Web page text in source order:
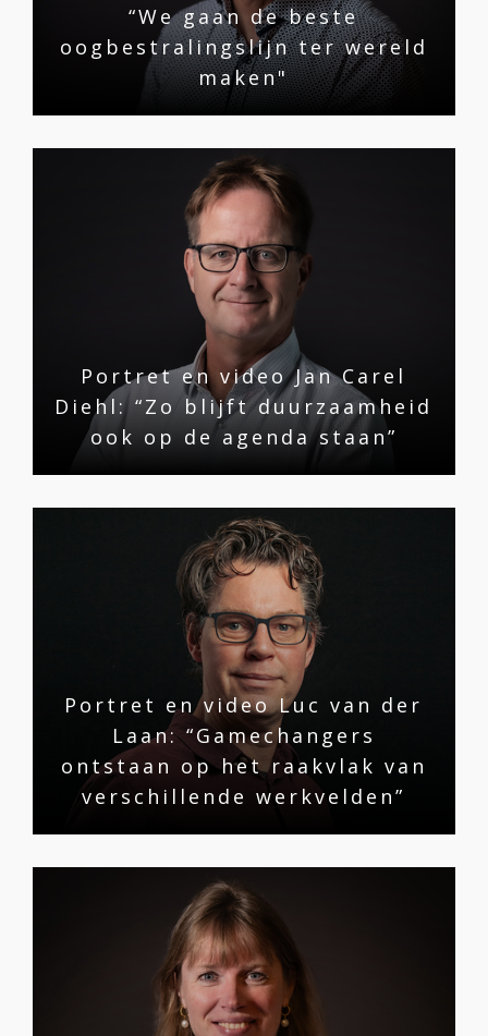
“We gaan de beste
oogbestralingslijn ter wereld
maken"
Portret en video Jan Carel
Diehl: “Zo blijft duurzaamheid
ook op de agenda staan”
Portret en video Luc van der
Laan: “Gamechangers
ontstaan op het raakvlak van
verschillende werkvelden”